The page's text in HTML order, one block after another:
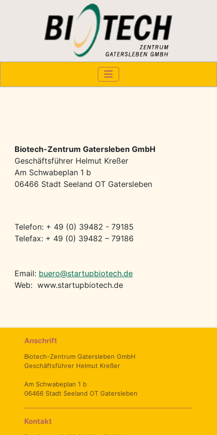
Biotech-Zentrum Gatersleben GmbH
Geschäftsführer Helmut Kreßer
Am Schwabeplan 1 b
06466 Stadt Seeland OT Gatersleben
Telefon: + 49 (0) 39482 - 79185
Telefax: + 49 (0) 39482 – 79186
Email: buero@startupbiotech.de
Web: www.startupbiotech.de
Anschrift
Biotech-Zentrum Gatersleben GmbH
Geschäftsführer Helmut Kreßer
Am Schwabeplan 1 b
06466 Stadt Seeland OT Gatersleben
Kontakt